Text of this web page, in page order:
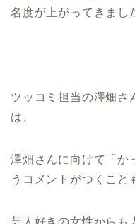
名度が上がってきまし
ツッコミ担当の澤畑さ
は、
澤畑さんに向けて「か
うコメントがつくこと
芸人好きの女性からも